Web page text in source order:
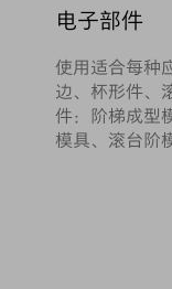
电子部件
使用适合每种
边、杯形件、
件：阶梯成型
模具、滚台阶